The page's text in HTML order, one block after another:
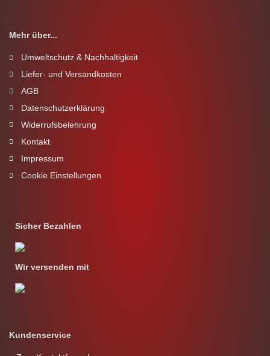
Mehr über...
Umweltschutz & Nachhaltigkeit
Liefer- und Versandkosten
AGB
Datenschutzerklärung
Widerrufsbelehrung
Kontakt
Impressum
Cookie Einstellungen
Sicher Bezahlen
Wir versenden mit
Kundenservice